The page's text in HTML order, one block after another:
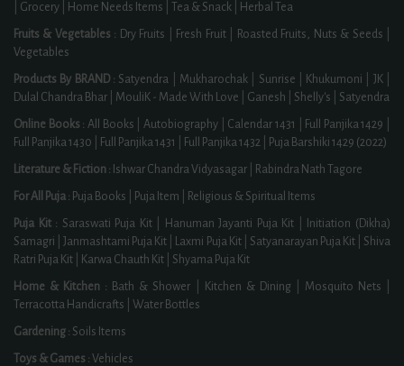
Grocery Home Needs Items Tea & Snack Herbal Tea
Fruits & Vegetables : Dry Fruits Fresh Fruit| Roasted Fruits, Nuts & Seeds
Vegetables
Products By BRAND : Satyendra Mukharochak| Sunrise Khukumoni JK|
Dulal Chandra Bhar
MouliK - Made With Love Ganesh Shelly's Satyendra
Online Books : All Books Autobiography| Calendar 1431 Full Panjika 1429
Full Panjika 1430
Full Panjika 1431 Full Panjika 1432 Puja Barshiki 1429 (2022)
Literature & Fiction : Ishwar Chandra Vidyasagar Rabindra Nath Tagore
For All Puja : Puja Books Puja Item Religious & Spiritual Items
Puja Kit : Saraswati Puja Kit| Hanuman Jayanti Puja Kit
Initiation (Dikha)
Samagri
Janmashtami Puja Kit Laxmi Puja Kit| Satyanarayan Puja Kit| Shiva
Ratri Puja Kit
Karwa Chauth Kit Shyama Puja Kit
Home & Kitchen : Bath & Shower Kitchen & Dining| Mosquito Nets
Terracotta Handicrafts
Water Bottles
Gardening : Soils Items
Toys & Games : Vehicles